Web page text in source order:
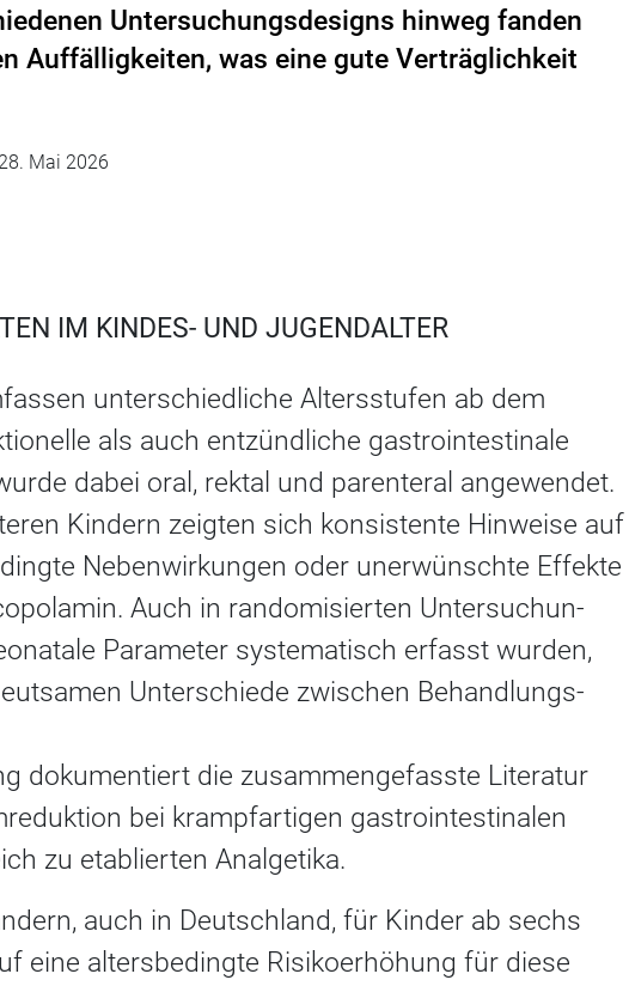
Untersuchungsdesigns hinweg fanden
Auffälligkeiten, was eine gute Verträglichkeit
28. Mai 2026
IM KINDES- UND JUGENDALTER
unterschiedliche Altersstufen ab dem
als auch entzündliche gastrointestinale
dabei oral, rektal und parenteral angewendet.
Kindern zeigten sich konsistente Hinweise auf
Nebenwirkungen oder unerwünschte Effekte
Auch in randomisierten Untersuchun-
Parameter systematisch erfasst wurden,
Unterschiede zwischen Behandlungs-
dokumentiert die zusammengefasste Literatur
bei krampfartigen gastrointestinalen
zu etablierten Analgetika.
auch in Deutschland, für Kinder ab sechs
eine altersbedingte Risikoerhöhung für diese